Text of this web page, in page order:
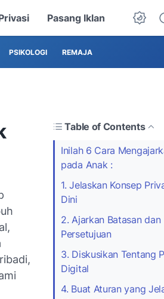
Pasang Iklan
PSIKOLOGI REMAJA
Table of Contents
Inilah 6 Cara
pada Anak :
1. Jelaskan Konsep
Dini
2. Ajarkan Batasan dan
Persetujuan
3. Diskusikan Tentang
Digital
4. Buat Aturan yang